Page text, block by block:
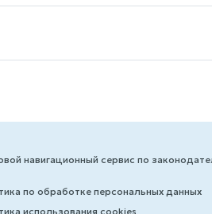
навигационный сервис по
по обработке персональных данных
использования cookies